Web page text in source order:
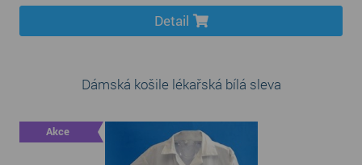
Detail
Dámská košile lékařská bílá sleva
Akce